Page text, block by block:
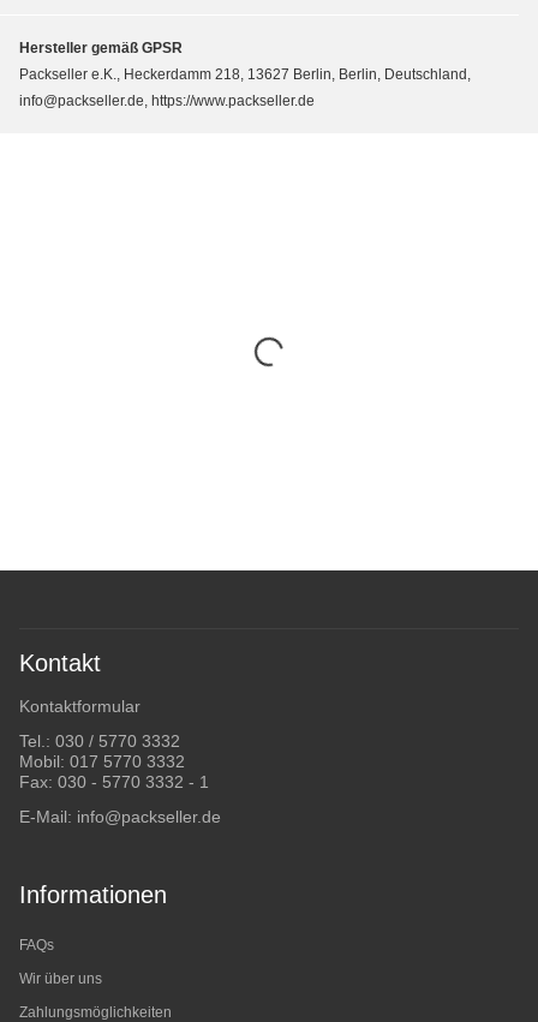
Hersteller gemäß GPSR
Packseller e.K., Heckerdamm 218, 13627 Berlin, Berlin, Deutschland,
info@packseller.de, https://www.packseller.de
Kontakt
Kontaktformular
Tel.: 030 / 5770 3332
Mobil: 017 5770 3332
Fax: 030 - 5770 3332 - 1
E-Mail: info@packseller.de
Informationen
FAQs
Wir über uns
Zahlungsmöglichkeiten